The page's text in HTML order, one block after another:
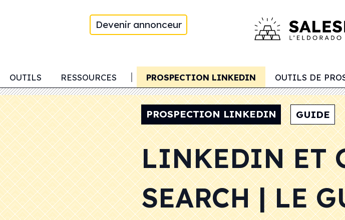
Devenir annonceur
OUTILS RESSOURCES
TÉLÉPHONIQUE PROSPECTION LINKEDIN OUTILS DE
PROSPECTION LINKEDIN GUIDE
LINKEDIN ET
SEARCH | LE